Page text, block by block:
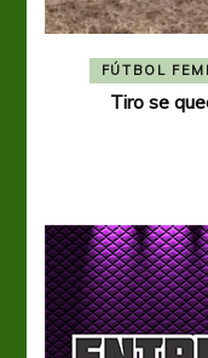
FÚTBOL
Tiro se